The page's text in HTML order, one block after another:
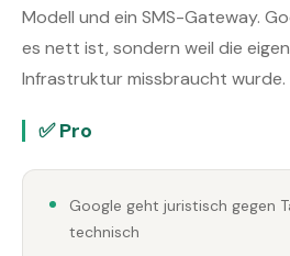
Modell und ein SMS-Gateway.
es nett ist, sondern weil die
Infrastruktur missbraucht wurde.
✅ Pro
Google geht juristisch gegen
technisch